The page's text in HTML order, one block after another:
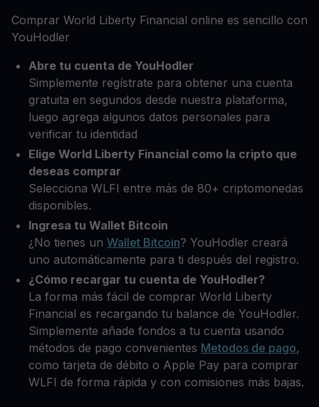
Comprar World Liberty Financial online es sencillo con
YouHodler
Abre tu cuenta de YouHodler
Simplemente regístrate para obtener una cuenta
gratuita en segundos desde nuestra plataforma,
luego agrega algunos datos personales para
verificar tu identidad
Elige World Liberty Financial como la cripto que
deseas comprar
Selecciona WLFI entre más de 80+ criptomonedas
disponibles.
Ingresa tu Wallet Bitcoin
¿No tienes un Wallet Bitcoin? YouHodler creará
uno automáticamente para ti después del registro.
¿Cómo recargar tu cuenta de YouHodler?
La forma más fácil de comprar World Liberty
Financial es recargando tu balance de YouHodler.
Simplemente añade fondos a tu cuenta usando
métodos de pago convenientes Metodos de pago,
como tarjeta de débito o Apple Pay para comprar
WLFI de forma rápida y con comisiones más bajas.